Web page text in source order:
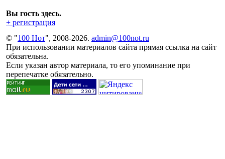
Вы гость здесь.
+ регистрация
© "100 Нот", 2008-2026. admin@100not.ru
При использовании материалов сайта прямая ссылка на сайт
обязательна.
Если указан автор материала, то его упоминание при
перепечатке обязательно.